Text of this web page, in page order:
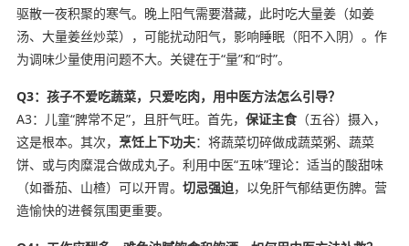
驱散一夜积聚的寒气。晚上阳气需要潜藏，此时吃大量姜（如姜
汤、大量姜丝炒菜），可能扰动阳气，影响睡眠（阳不入阴）。作
为调味少量使用问题不大。关键在于“量”和“时”。
Q3：孩子不爱吃蔬菜，只爱吃肉，用中医方法怎么引导？
A3：儿童“脾常不足”，且肝气旺。首先， 保证主食（五谷）摄入，
这是根本。其次， 烹饪上下功夫：将蔬菜切碎做成蔬菜粥、蔬菜
饼、或与肉糜混合做成丸子。利用中医“五味”理论：适当的酸甜味
（如番茄、山楂）可以开胃。 切忌强迫，以免肝气郁结更伤脾。营
造愉快的进餐氛围更重要。